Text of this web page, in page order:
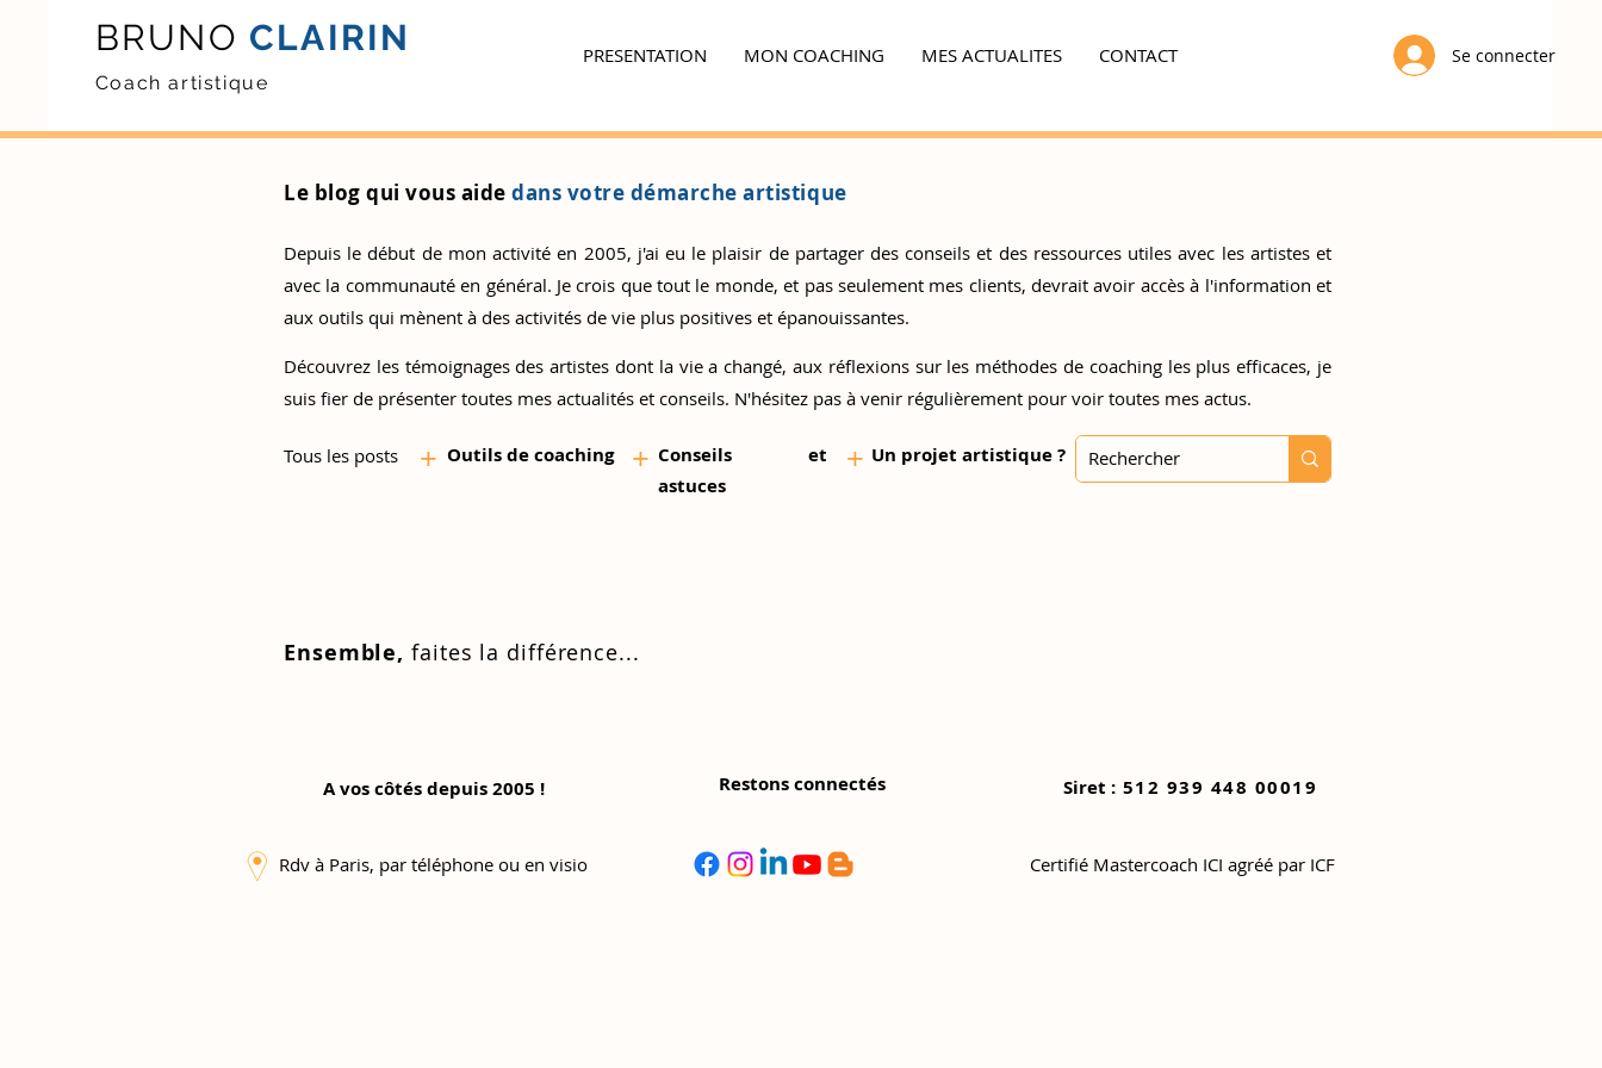
BRUNO CLAIRIN
Coach artistique
PRESENTATION MON COACHING MES ACTUALITES CONTACT Se connecter
Le blog qui vous aidedans votre démarche artistique
Depuis le début de mon activité en 2005, j'ai eu le plaisir de partager des conseils et des ressources utiles avec les artistes et
avec la communauté en général. Je crois que tout le monde, et pas seulement mes clients, devrait avoir accès à l'information et
aux outils qui mènent à des activités de vie plus positives et épanouissantes.
Découvrez les témoignages des artistes dont la vie a changé, aux réflexions sur les méthodes de coaching les plus efficaces, je
suis fier de présenter toutes mes actualités et conseils. N'hésitez pas à venir régulièrement pour voir toutes mes actus.
Tous les posts + Outils de coaching + Conseils et
astuces
+ Un projet artistique ?
Ensemble, faites la différence...
A vos côtés depuis 2005 !
Rdv à Paris, par téléphone ou en visio
Restons connectés Siret : 512 939 448 00019
Certifié Mastercoach ICI agréé par ICF